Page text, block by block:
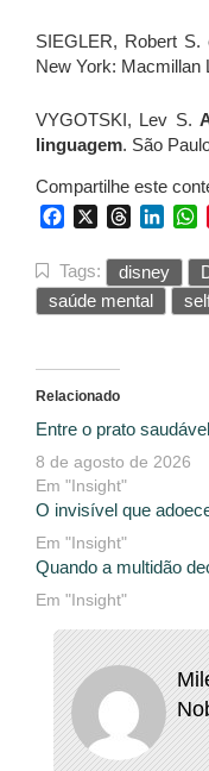
SIEGLER, Robert S.
New York: Macmillan
VYGOTSKI, Lev S.
linguagem. São
Compartilhe este
FacebookThreads
Tags: disney
saúde mental
Relacionado
Entre o prato
8 de agosto de 2026
Em "Insight"
O invisível que
Em "Insight"
Quando a multidão
Em "Insight"